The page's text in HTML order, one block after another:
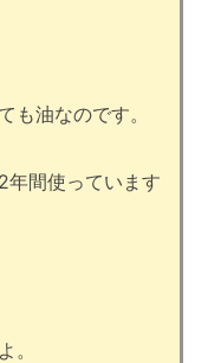
も油なのです。
年間使っています
。